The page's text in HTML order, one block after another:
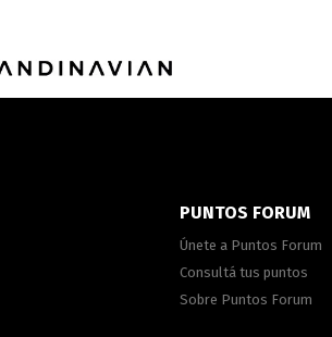
PUNTOS FORUM
Únete a Puntos Forum
Consultá tus puntos
Sobre Puntos Forum